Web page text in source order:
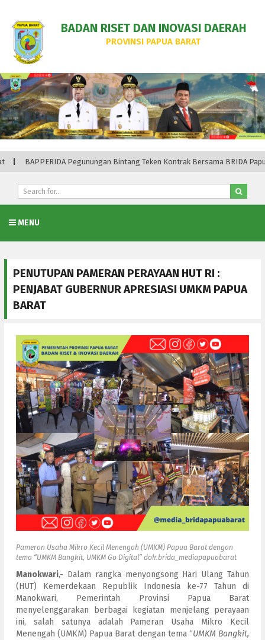
BADAN RISET DAN INOVASI DAERAH
PROVINSI PAPUA BARAT
Bintang Teken Kontrak Bersama BRIDA Papua Barat Perkuat
MENU
PENUTUPAN PAMERAN PERAYAAN HUT RI :
PENJABAT GUBERNUR APRESIASI UMKM PAPUA
BARAT
Pameran Usaha Mikro Kecil Menengah (UMKM) Papua Barat dengan
tema “UMKM Bangkit, UMKM Go Digital” dok.brida_mediapapuabarat
Manokwari,- Dalam rangka menyongsong Hari Ulang Tahun
(HUT) Kemerdekaan Republik Indonesia ke-77 Tahun di
Manokwari, Pemerintah Provinsi Papua Barat
menyelenggarakan berbagai kegiatan menjelang perayaan
ini, salah satunya adalah Pameran Usaha Mikro Kecil
Menengah (UMKM) Papua Barat dengan tema “UMKM Bangkit,